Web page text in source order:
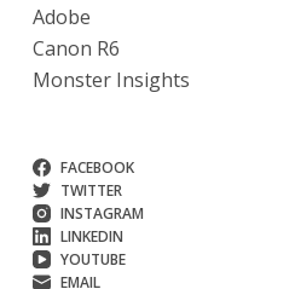
Adobe
Canon R6
Monster Insights
FACEBOOK
TWITTER
INSTAGRAM
LINKEDIN
YOUTUBE
EMAIL